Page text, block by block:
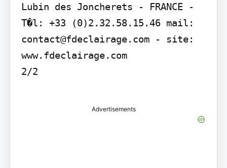
Lubin des Joncherets - FRANCE -
T�l: +33 (0)2.32.58.15.46 mail:
contact@fdeclairage.com - site:
www.fdeclairage.com
2/2
Advertisements